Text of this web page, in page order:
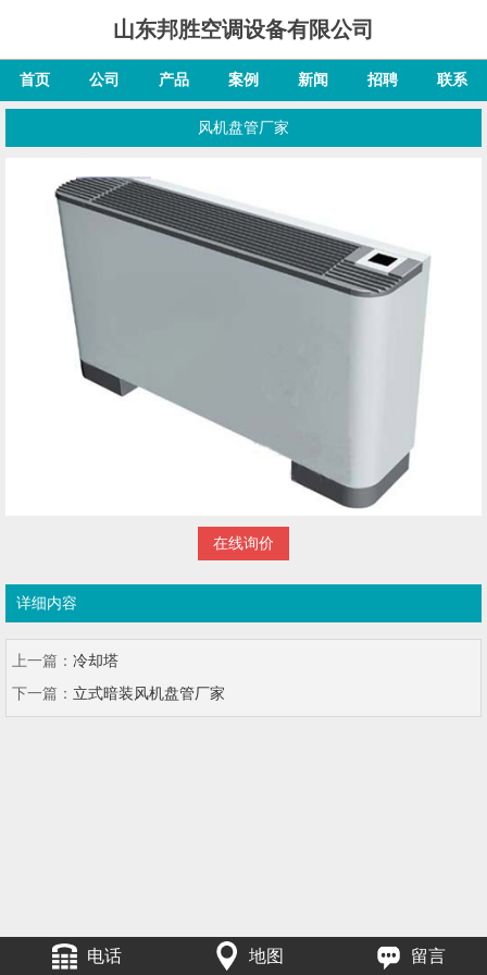
山东邦胜空调设备有限公司
首页 公司 产品 案例 新闻 招聘 联系
风机盘管厂家
在线询价
详细内容
上一篇： 冷却塔
下一篇： 立式暗装风机盘管厂家
电话 地图 留言